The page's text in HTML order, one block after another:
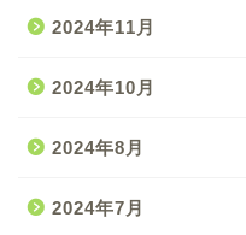
2024年11月
2024年10月
2024年8月
2024年7月